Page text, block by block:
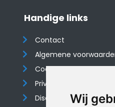
Wij
Handige links
Contact
Algemene
Cookieverklaring
Privacyverklaring
Disclaimer